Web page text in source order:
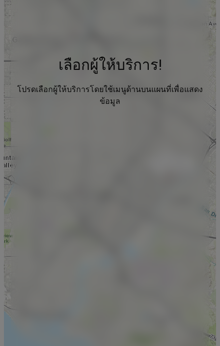
เลือกผู้ให้บริการ!
โปรดเลือกผู้ให้บริการโดยใช้เมนูด้านบนแผนที่เพื่อแสดง
ข้อมูล